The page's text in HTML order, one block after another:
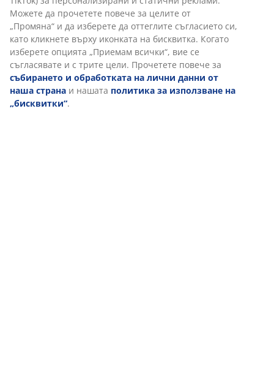
Можете да прочетете повече за целите от
„Промяна“ и да изберете да оттеглите съгласието си,
като кликнете върху иконката на бисквитка. Когато
изберете опцията „Приемам всички“, вие се
съгласявате и с трите цели. Прочетете повече за
събирането и обработката на лични данни от
наша страна и нашата политика за използване на
„бисквитки“.